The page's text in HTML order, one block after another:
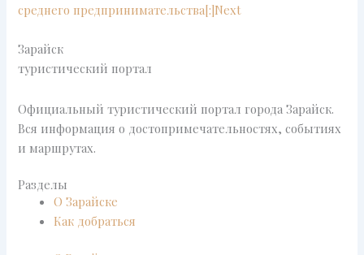
среднего предпринимательства[:]Next
Зарайск
туристический портал
Официальный туристический портал города Зарайск.
Вся информация о достопримечательностях, событиях
и маршрутах.
Разделы
О Зарайске
Как добраться